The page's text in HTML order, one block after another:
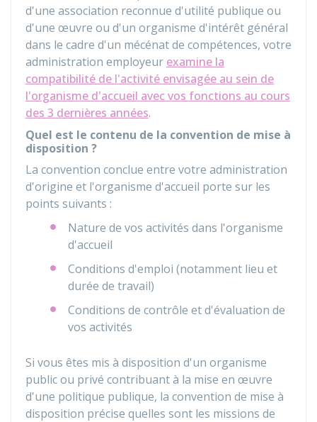
d'une association reconnue d'utilité publique ou
d'une œuvre ou d'un organisme d'intérêt général
dans le cadre d'un mécénat de compétences, votre
administration employeur examine la
compatibilité de l'activité envisagée au sein de
l'organisme d'accueil avec vos fonctions au cours
des 3 dernières années.
Quel est le contenu de la convention de mise à
disposition ?
La convention conclue entre votre administration
d'origine et l'organisme d'accueil porte sur les
points suivants :
Nature de vos activités dans l'organisme
d'accueil
Conditions d'emploi (notamment lieu et
durée de travail)
Conditions de contrôle et d'évaluation de
vos activités
Si vous êtes mis à disposition d'un organisme
public ou privé contribuant à la mise en œuvre
d'une politique publique, la convention de mise à
disposition précise quelles sont les missions de